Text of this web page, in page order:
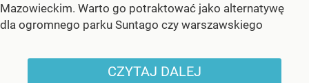
Mazowieckim. Warto go potraktować jako alternatywę
dla ogromnego parku Suntago czy warszawskiego
CZYTAJ DALEJ